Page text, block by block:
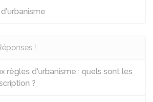
!
règles d'urbanisme : quels sont les
?